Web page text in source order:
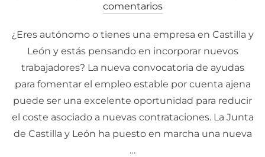
el
comentarios
¿Eres autónomo o tienes una empresa en Castilla y
León y estás pensando en incorporar nuevos
trabajadores? La nueva convocatoria de ayudas
para fomentar el empleo estable por cuenta ajena
puede ser una excelente oportunidad para reducir
el coste asociado a nuevas contrataciones. La Junta
de Castilla y León ha puesto en marcha una nueva
…